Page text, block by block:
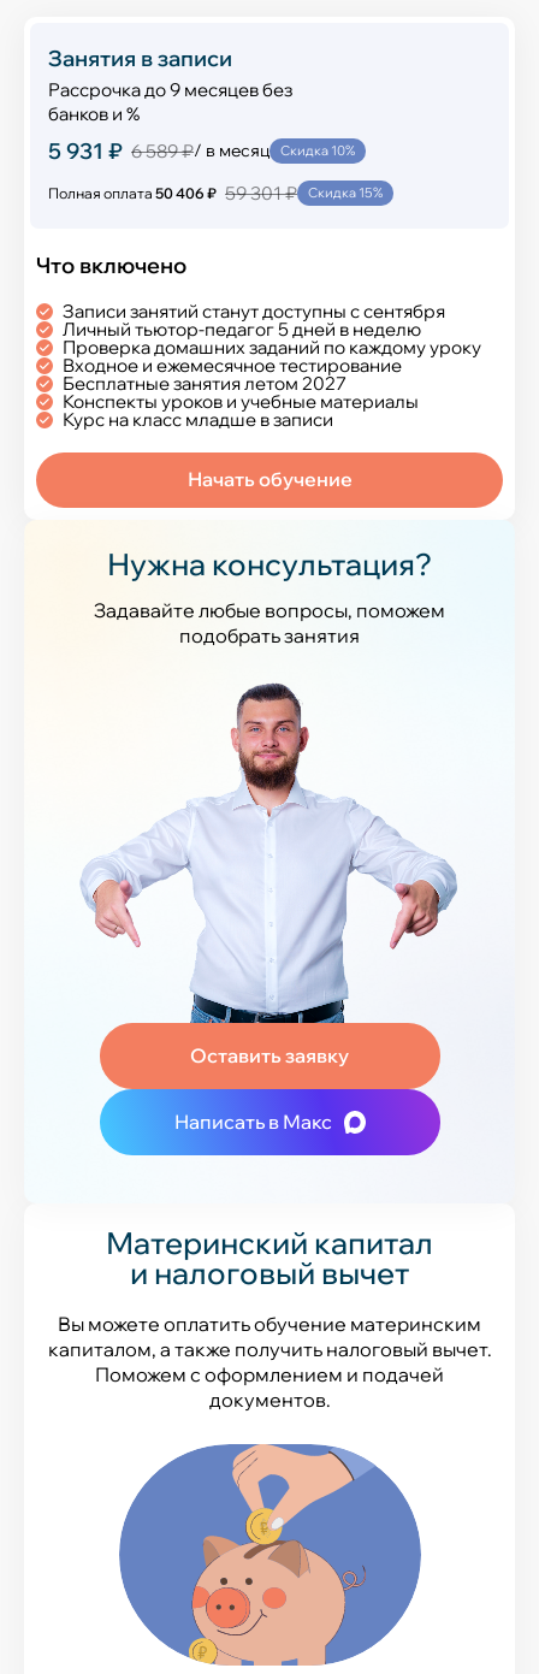
Занятия в записи
Рассрочка до 9 месяцев без
банков и %
5 931 ₽ 6 589 ₽/ в месяц Скидка 10%
Полная оплата 50 406 ₽ 59 301 ₽ Скидка 15%
Что включено
Записи занятий станут доступны с сентября
Личный тьютор-педагог 5 дней в неделю
Проверка домашних заданий по каждому уроку
Входное и ежемесячное тестирование
Бесплатные занятия летом 2027
Конспекты уроков и учебные материалы
Курс на класс младше в записи
Начать обучение
Нужна консультация?
Задавайте любые вопросы, поможем
подобрать занятия
Оставить заявку
Написать в Макс
Материнский капитал
и налоговый вычет
Вы можете оплатить обучение материнским
капиталом, а также получить налоговый вычет.
Поможем с оформлением и подачей
документов.